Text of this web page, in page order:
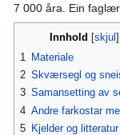
7 000 åra. Ein
Innhold
1
Materiale
2 Skværsegl og
3 Samansetting av
4 Andre farkostar
5 Kjelder og litteratur